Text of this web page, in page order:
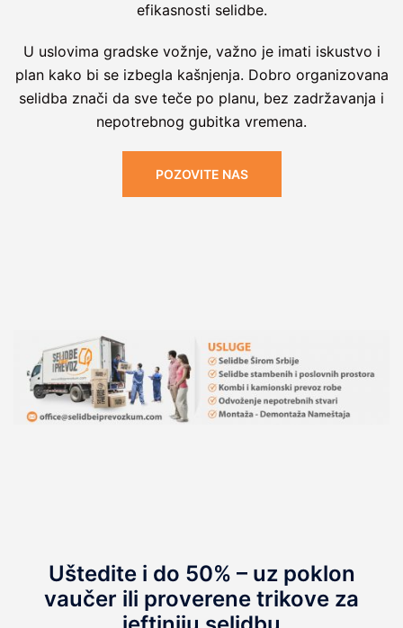
efikasnosti selidbe.
U uslovima gradske vožnje, važno je imati iskustvo i
plan kako bi se izbegla kašnjenja. Dobro organizovana
selidba znači da sve teče po planu, bez zadržavanja i
nepotrebnog gubitka vremena.
POZOVITE NAS
Uštedite i do 50% – uz poklon
vaučer ili proverene trikove za